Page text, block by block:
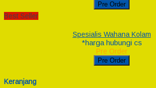
Pre Order
Best Seller
Spesialis Wahana Kolam
*harga hubungi cs
Pre Order
Pre Order
Keranjang